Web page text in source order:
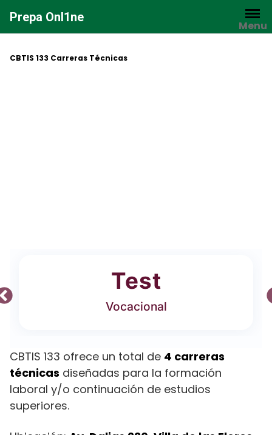
contenido
Prepa Onl1ne
Menu
CBTIS 133 Carreras Técnicas
Test
Vocacional
CBTIS 133 ofrece un total de 4 carreras
técnicas diseñadas para la formación
laboral y/o continuación de estudios
superiores.